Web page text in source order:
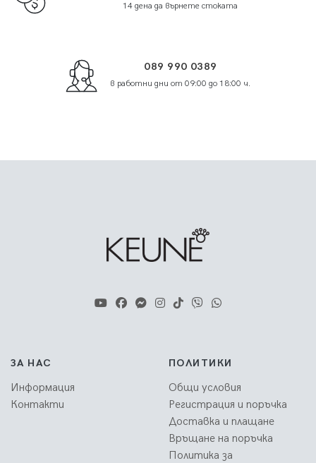
14 дена да върнете стоката
089 990 0389
в работни дни от 09:00 до 18:00 ч.
ЗА НАС
Информация
Контакти
ПОЛИТИКИ
Общи условия
Регистрация и поръчка
Доставка и плащане
Връщане на поръчка
Политика за